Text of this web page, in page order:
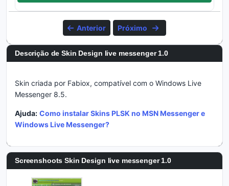
Anterior Próximo
Descrição de Skin Design live messenger 1.0
Skin criada por Fabiox, compatível com o Windows Live
Messenger 8.5.
Ajuda: Como instalar Skins PLSK no MSN Messenger e
Windows Live Messenger?
Screenshoots Skin Design live messenger 1.0